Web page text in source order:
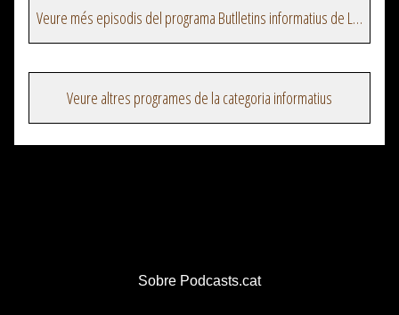
Veure més episodis del programa Butlletins informatius de La Xarxa
Veure altres programes de la categoria informatius
Sobre Podcasts.cat